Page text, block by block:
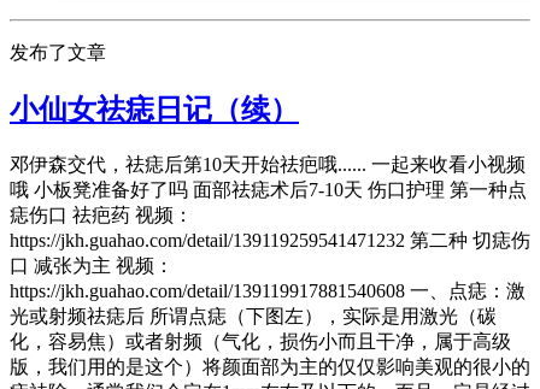
发布了文章
小仙女祛痣日记（续）
邓伊森交代，祛痣后第10天开始祛疤哦...... 一起来收看小视频
哦 小板凳准备好了吗 面部祛痣术后7-10天 伤口护理 第一种点
痣伤口 祛疤药 视频：
https://jkh.guahao.com/detail/139119259541471232 第二种 切痣伤
口 减张为主 视频：
https://jkh.guahao.com/detail/139119917881540608 一、点痣：激
光或射频祛痣后 所谓点痣（下图左），实际是用激光（碳
化，容易焦）或者射频（气化，损伤小而且干净，属于高级
版，我们用的是这个）将颜面部为主的仅仅影响美观的很小的